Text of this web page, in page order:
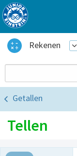
Rekenen
Getallen
Tellen